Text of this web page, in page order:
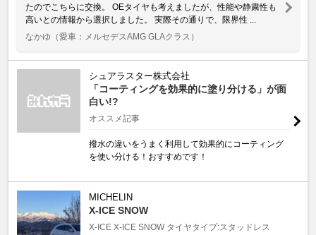
たのでこちらに交換。 OEタイヤも考えましたが、性能や静粛性も
高いとの情報から選択しました。 実際その通りで、限界性 ...
なかゆ （愛車：メルセデスAMG GLAクラス）
シュアラスター株式会社
「コーティングを効果的に塗り分ける」が面
白い!?
オススメ記事
撥水の違いをうまく利用して効果的にコーティング
を使い分ける！おすすめです！
MICHELIN
X-ICE SNOW
X-ICE X-ICE SNOW タイヤタイプ:スタッドレス